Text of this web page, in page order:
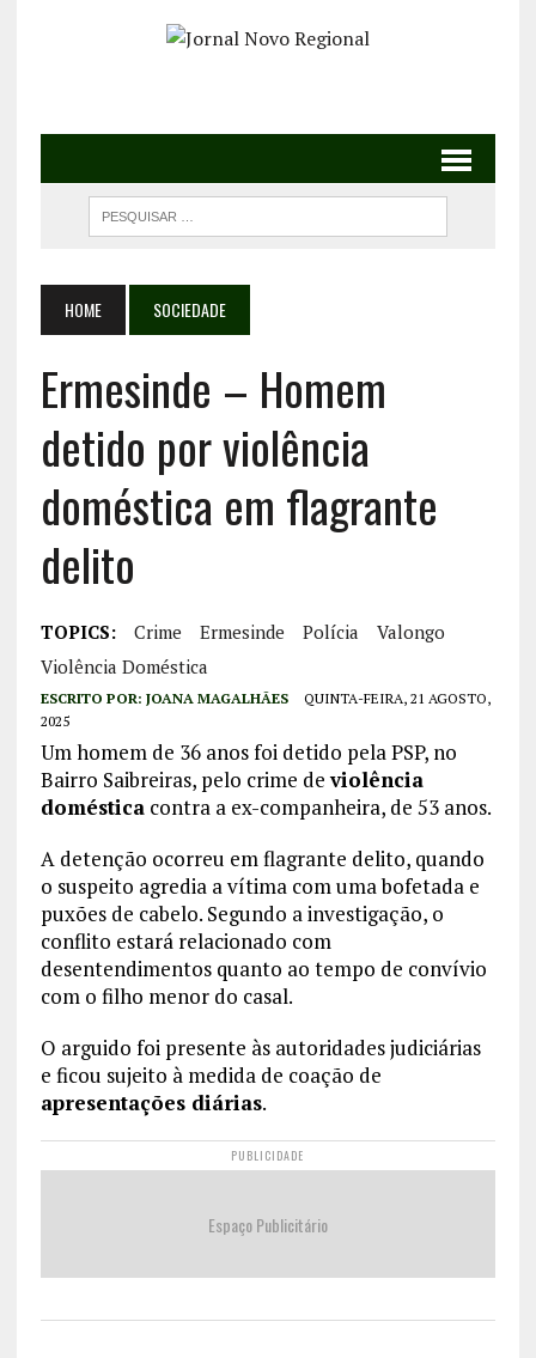
HOME SOCIEDADE
Ermesinde – Homem
detido por violência
doméstica em flagrante
delito
TOPICS: Crime Ermesinde Polícia
Valongo
Violência Doméstica
ESCRITO POR: JOANA MAGALHÃES
QUINTA-FEIRA, 21 AGOSTO,
2025
Um homem de 36 anos foi detido pela PSP, no
Bairro Saibreiras, pelo crime deviolência
domésticacontra a ex-companheira, de 53 anos.
A detenção ocorreu em flagrante delito, quando
o suspeito agredia a vítima com uma bofetada e
puxões de cabelo. Segundo a investigação, o
conflito estará relacionado com
desentendimentos quanto ao tempo de convívio
com o filho menor do casal.
O arguido foi presente às autoridades judiciárias
e ficou sujeito à medida de coação de
apresentações diárias.
PUBLICIDADE
Espaço Publicitário